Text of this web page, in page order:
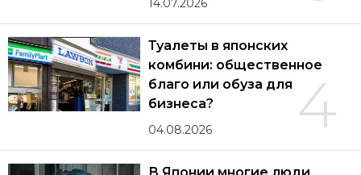
14.07.2026
4
Туалеты в японских
комбини: общественное
благо или обуза для
бизнеса?
04.08.2026